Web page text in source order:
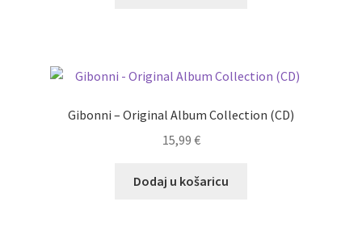
Gibonni – Original Album Collection (CD)
15,99 €
Dodaj u košaricu